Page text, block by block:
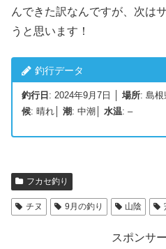
んできた訳なんですが、次は
うと思います！
釣行データ
釣行日: 2024年9月7日 │ 場所: 島根
候: 晴れ│ 潮: 中潮│ 水温: –
フカセ釣り
チヌ 9月の釣り 山陰
スポンサ